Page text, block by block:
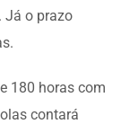
Já o prazo
180 horas com
contará